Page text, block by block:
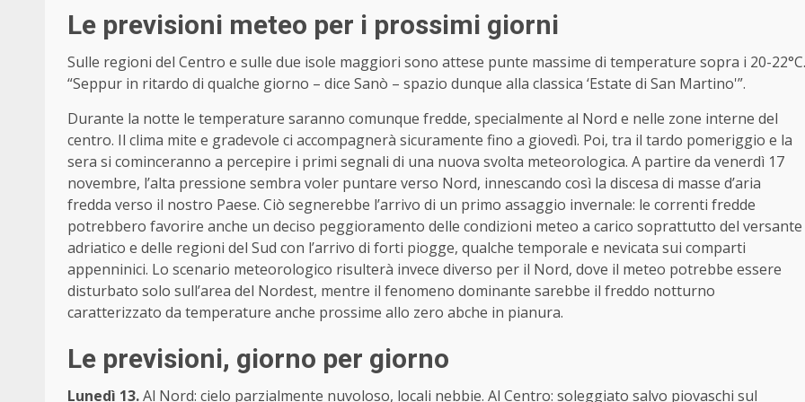
Le previsioni meteo per i prossimi giorni
Sulle regioni del Centro e sulle due isole maggiori sono attese punte massime di temperature sopra i 20-22°C.
“Seppur in ritardo di qualche giorno – dice Sanò – spazio dunque alla classica ‘Estate di San Martino'”.
Durante la notte le temperature saranno comunque fredde, specialmente al Nord e nelle zone interne del
centro. Il clima mite e gradevole ci accompagnerà sicuramente fino a giovedì. Poi, tra il tardo pomeriggio e la
sera si cominceranno a percepire i primi segnali di una nuova svolta meteorologica. A partire da venerdì 17
novembre, l’alta pressione sembra voler puntare verso Nord, innescando così la discesa di masse d’aria
fredda verso il nostro Paese. Ciò segnerebbe l’arrivo di un primo assaggio invernale: le correnti fredde
potrebbero favorire anche un deciso peggioramento delle condizioni meteo a carico soprattutto del versante
adriatico e delle regioni del Sud con l’arrivo di forti piogge, qualche temporale e nevicata sui comparti
appenninici. Lo scenario meteorologico risulterà invece diverso per il Nord, dove il meteo potrebbe essere
disturbato solo sull’area del Nordest, mentre il fenomeno dominante sarebbe il freddo notturno
caratterizzato da temperature anche prossime allo zero abche in pianura.
Le previsioni, giorno per giorno
Lunedì 13.Al Nord: cielo parzialmente nuvoloso, locali nebbie. Al Centro: soleggiato salvo piovaschi sul